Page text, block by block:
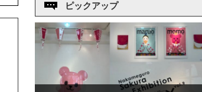
ピックアップ